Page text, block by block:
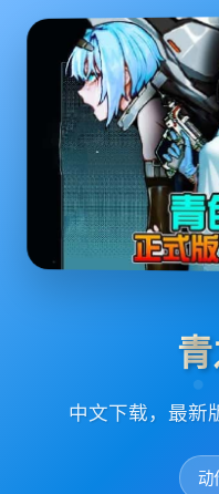
中文下载，最新
动